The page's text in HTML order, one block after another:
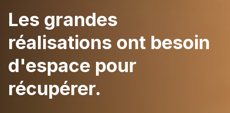
Les grandes
réalisations ont besoin
d'espace pour
récupérer.